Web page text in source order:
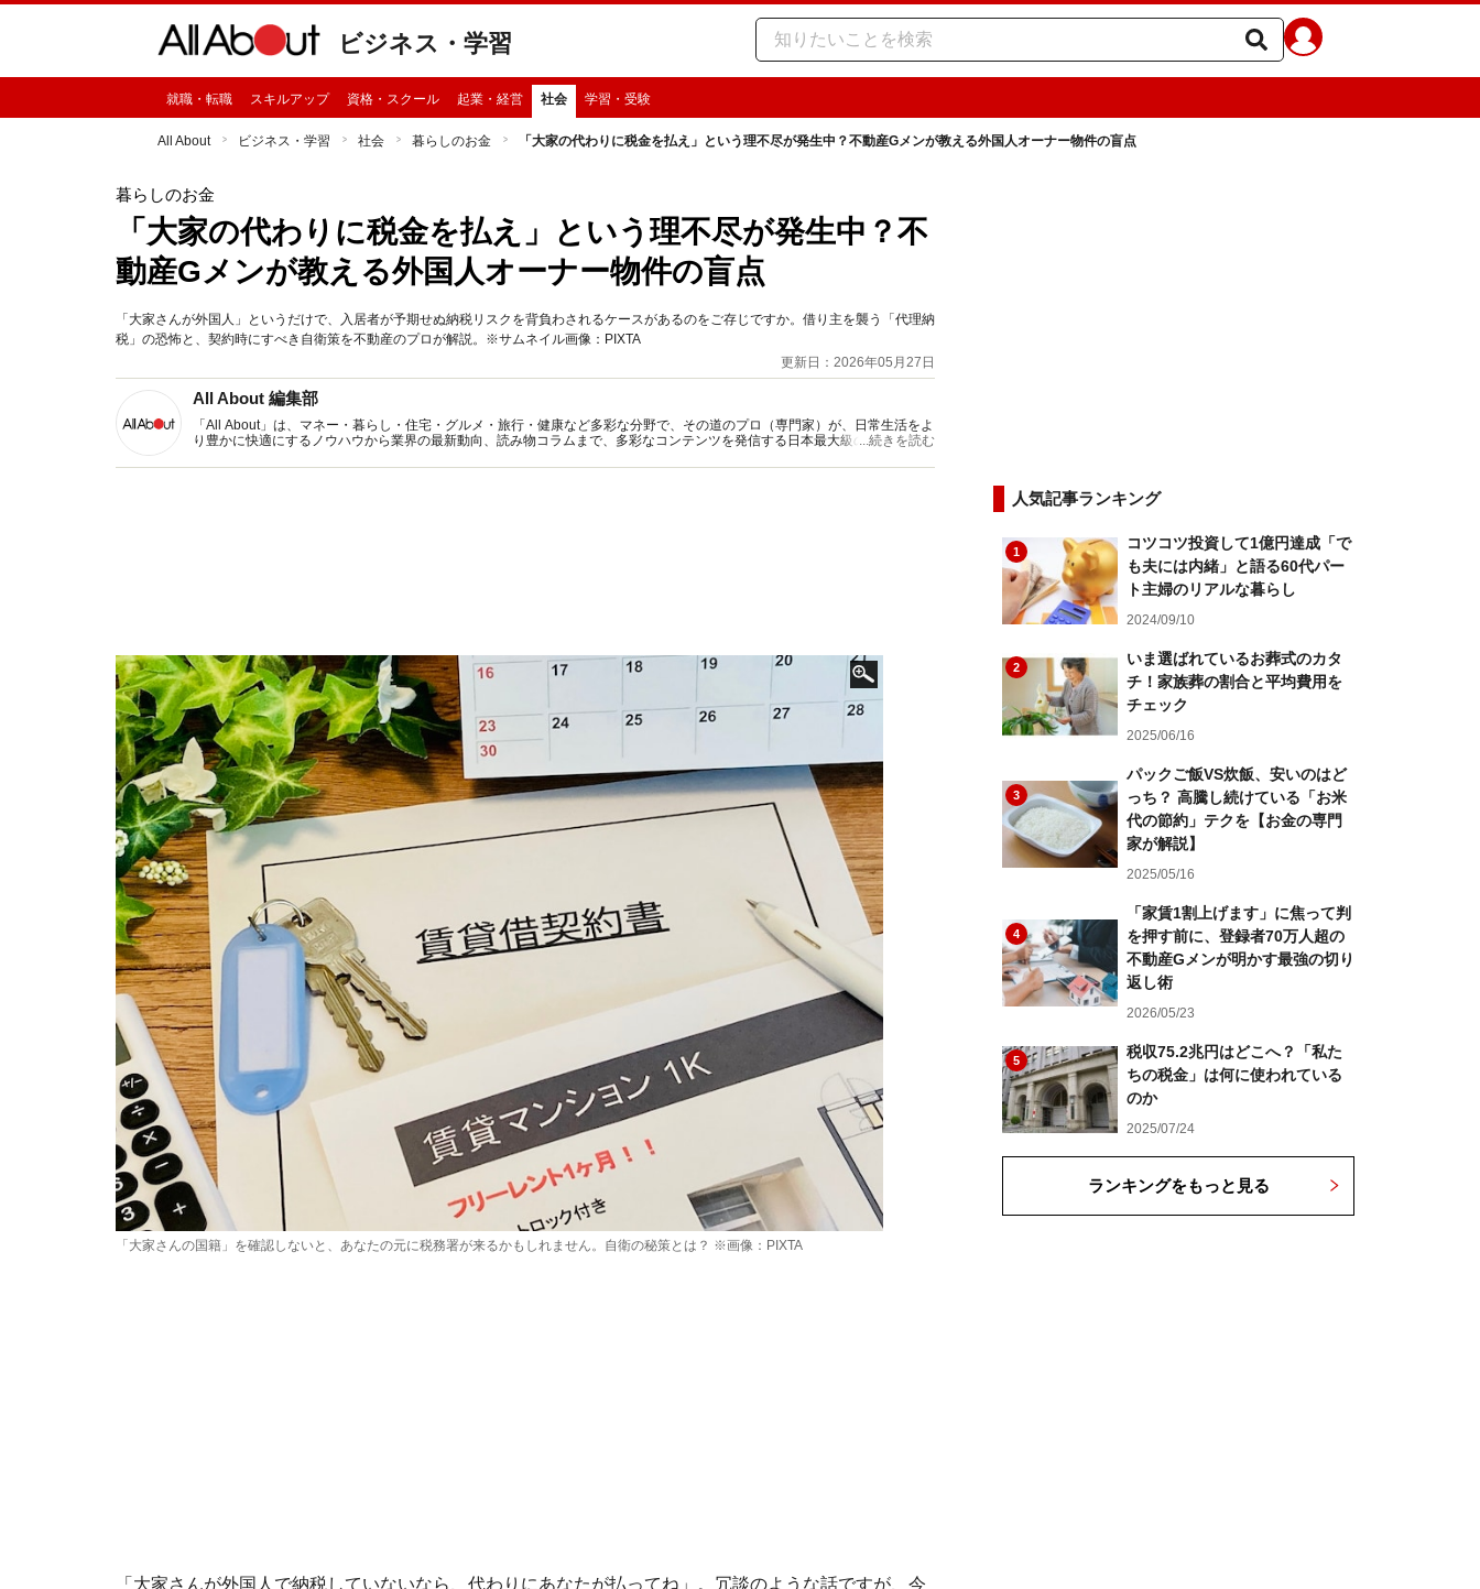
ビジネス・学習
就職・転職 スキルアップ 資格・スクール 起業・経営 社会 学習・受験
All About ビジネス・学習 社会 暮らしのお金 「大家の代わりに税金を払え」という理不尽が発生中？不動産Gメンが教える外国人オーナー物件の盲点
暮らしのお金
「大家の代わりに税金を払え」という理不尽が発生中？不
動産Gメンが教える外国人オーナー物件の盲点
「大家さんが外国人」というだけで、入居者が予期せぬ納税リスクを背負わされるケースがあるのをご存じですか。借り主を襲う「代理納
税」の恐怖と、契約時にすべき自衛策を不動産のプロが解説。※サムネイル画像：PIXTA
更新日：2026年05月27日
All About 編集部
「All About」は、マネー・暮らし・住宅・グルメ・旅行・健康など多彩な分野で、その道のプロ（専門家）が、日常生活をよ
り豊かに快適にするノウハウから業界の最新動向、読み物コラムまで、多彩なコンテンツを発信する日本最大級の総合情報サ
...続きを読む
「大家さんの国籍」を確認しないと、あなたの元に税務署が来るかもしれません。自衛の秘策とは？ ※画像：PIXTA
「大家さんが外国人で納税していないなら、代わりにあなたが払ってね」。冗談のような話ですが、今
人気記事ランキング
1
コツコツ投資して1億円達成「で
も夫には内緒」と語る60代パー
ト主婦のリアルな暮らし
2024/09/10
2
いま選ばれているお葬式のカタ
チ！家族葬の割合と平均費用を
チェック
2025/06/16
3
パックご飯VS炊飯、安いのはど
っち？ 高騰し続けている「お米
代の節約」テクを【お金の専門
家が解説】
2025/05/16
4
「家賃1割上げます」に焦って判
を押す前に、登録者70万人超の
不動産Gメンが明かす最強の切り
返し術
2026/05/23
5
税収75.2兆円はどこへ？「私た
ちの税金」は何に使われている
のか
2025/07/24
ランキングをもっと見る